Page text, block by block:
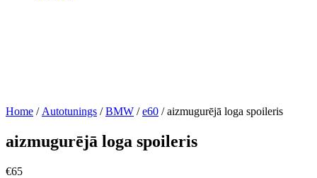
Home / Autotunings /BMW /e60 / aizmugurējā loga spoileris
aizmugurējā loga spoileris
€65